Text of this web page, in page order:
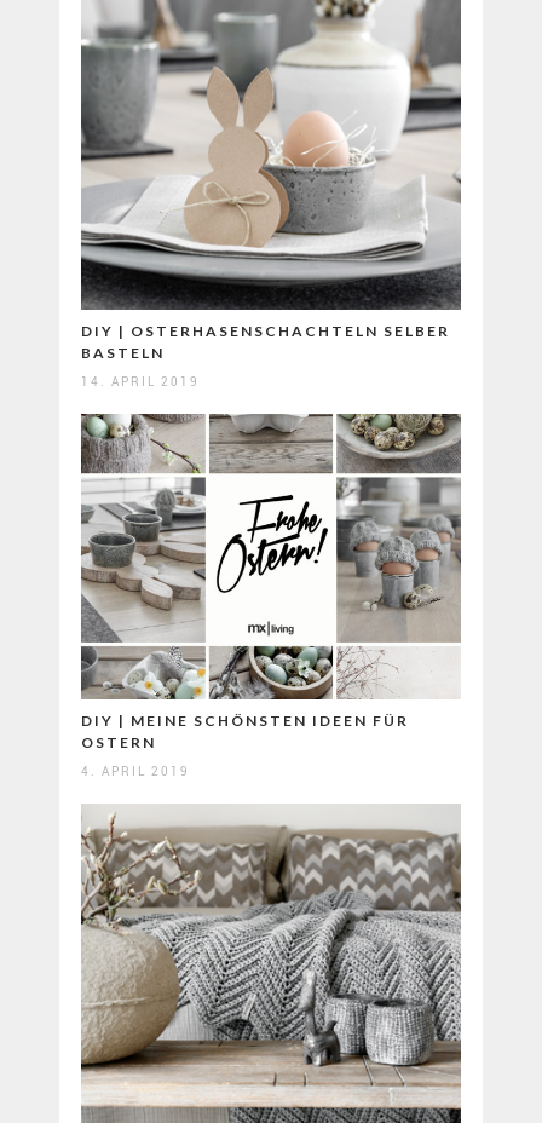
DIY | OSTERHASENSCHACHTELN SELBER
BASTELN
14. APRIL 2019
DIY | MEINE SCHÖNSTEN IDEEN FÜR
OSTERN
4. APRIL 2019